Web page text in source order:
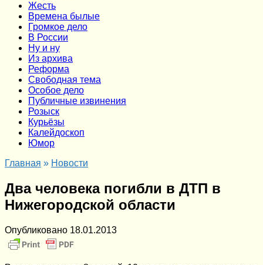
Жесть
Времена былые
Громкое дело
В России
Ну и ну
Из архива
Реформа
Cвободная тема
Особое дело
Публичные извинения
Розыск
Курьёзы
Калейдоскоп
Юмор
Главная » Новости
Два человека погибли в ДТП в
Нижегородской области
Опубликовано 18.01.2013